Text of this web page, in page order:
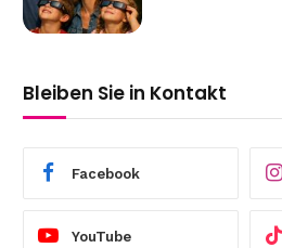
Bleiben Sie in Kontakt
Facebook
YouTube